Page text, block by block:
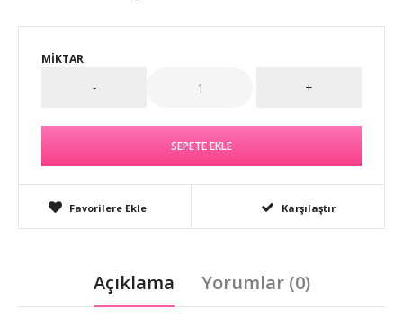
MIKTAR
Favorilere Ekle Karşılaştır
Açıklama Yorumlar (0)